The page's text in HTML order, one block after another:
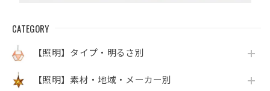
CATEGORY
【照明】タイプ・明るさ別
【照明】素材・地域・メーカー別